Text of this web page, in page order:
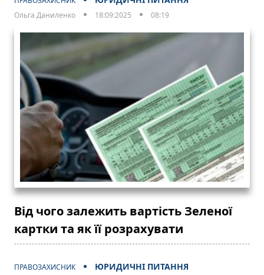
Ольга Даниленко 18:09:2025 08:19
Від чого залежить вартість Зеленої
картки та як її розрахувати
ПРАВОЗАХИСНИК ЮРИДИЧНІ ПИТАННЯ